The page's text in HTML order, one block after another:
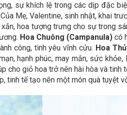
sự khích lệ trong các dịp đặc
Mẹ, Valentine, sinh nhật, khai
hoa tượng trưng cho sự trong
Hoa Chuông (Campanula) có
công, tình yêu vĩnh cửu. Hoa
hạnh phúc, may mắn, sức khỏe,
cho giỏ hoa trở nên hài hòa và
tế tạo nên một món quà tuyệt